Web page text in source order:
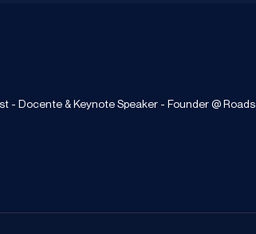
Docente & Keynote Speaker - Founder @ Roads